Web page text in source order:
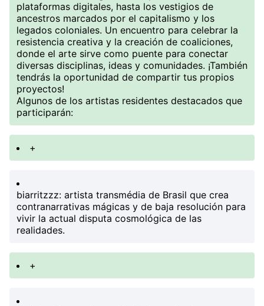
plataformas digitales, hasta los vestigios de
ancestros marcados por el capitalismo y los
legados coloniales. Un encuentro para celebrar la
resistencia creativa y la creación de coaliciones,
donde el arte sirve como puente para conectar
diversas disciplinas, ideas y comunidades. ¡También
tendrás la oportunidad de compartir tus propios
proyectos!
Algunos de los artistas residentes destacados que
participarán:
+
biarritzzz: artista transmédia de Brasil que crea
contranarrativas mágicas y de baja resolución para
vivir la actual disputa cosmológica de las
realidades.
+